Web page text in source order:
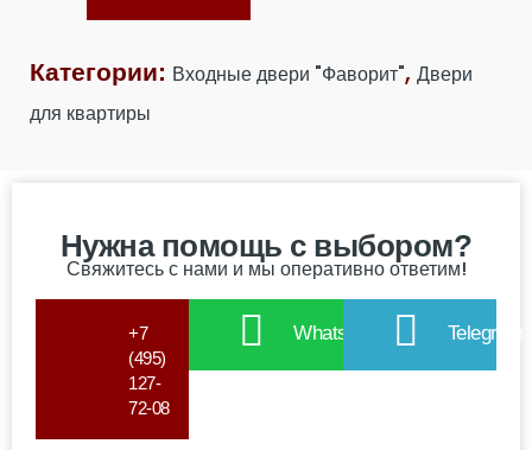
полотна
Толщина стали
Категории: Входные двери "Фаворит", Двери
для квартиры
Нужна помощь с выбором?
Свяжитесь с нами и мы оперативно ответим!
+7
(495)
127-
72-08
WhatsApp Telegram